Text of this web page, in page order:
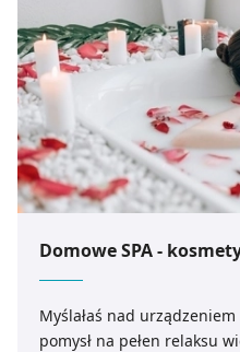
Domowe SPA -
Myślałaś nad urządzeniem
pomysł na pełen relaksu